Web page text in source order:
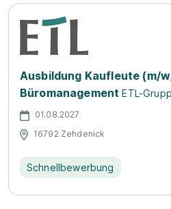
Ausbildung Kaufleute (m/
Büromanagement ETL-
01.08.2027
16792 Zehdenick
Schnellbewerbung